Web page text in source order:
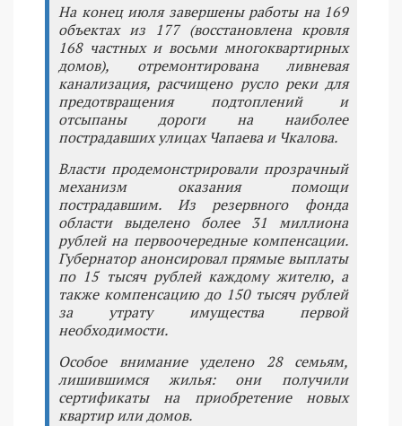
На конец июля завершены работы на 169
объектах из 177 (восстановлена кровля
168 частных и восьми многоквартирных
домов), отремонтирована ливневая
канализация, расчищено русло реки для
предотвращения подтоплений и
отсыпаны дороги на наиболее
пострадавших улицах Чапаева и Чкалова.
Власти продемонстрировали прозрачный
механизм оказания помощи
пострадавшим. Из резервного фонда
области выделено более 31 миллиона
рублей на первоочередные компенсации.
Губернатор анонсировал прямые выплаты
по 15 тысяч рублей каждому жителю, а
также компенсацию до 150 тысяч рублей
за утрату имущества первой
необходимости.
Особое внимание уделено 28 семьям,
лишившимся жилья: они получили
сертификаты на приобретение новых
квартир или домов.